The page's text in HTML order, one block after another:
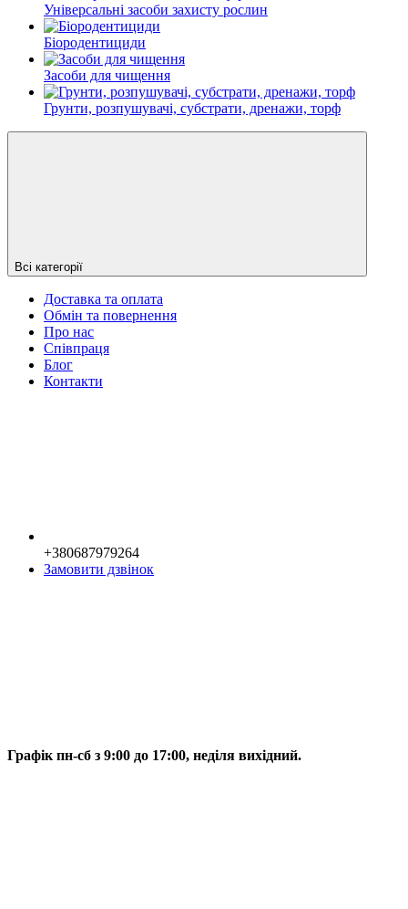
Універсальні засоби захисту рослин
Біородентициди
Засоби для чищення
Грунти, розпушувачі, субстрати, дренажи, торф
Всі категорії
Доставка та оплата
Обмін та повернення
Про нас
Співпраця
Блог
Контакти
+380687979264
Замовити дзвінок
Графік пн-сб з 9:00 до 17:00, неділя вихідний.